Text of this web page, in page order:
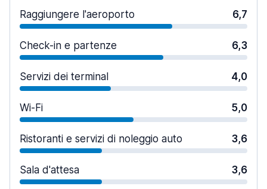
Raggiungere l'aeroporto 6,7
Check-in e partenze 6,3
Servizi dei terminal 4,0
Wi-Fi 5,0
Ristoranti e servizi di noleggio auto 3,6
Sala d'attesa 3,6